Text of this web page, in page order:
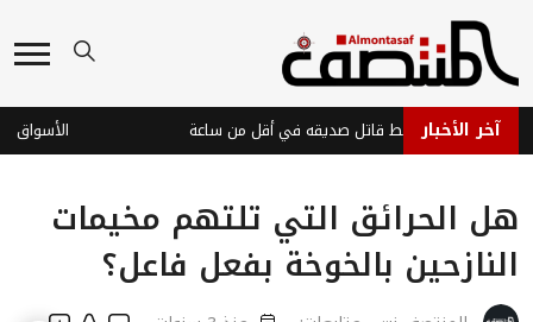
آخر الأخبار
شرطة عدن تضبط قاتل صديقه في أقل من ساعة
هل الحرائق التي تلتهم مخيمات
النازحين بالخوخة بفعل فاعل؟